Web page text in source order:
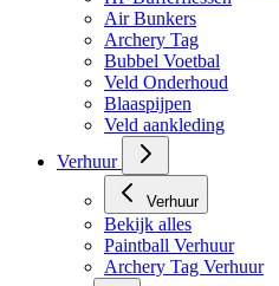
Compressor Toebehoren
HP Bufferflessen
Air Bunkers
Archery Tag
Bubbel Voetbal
Veld Onderhoud
Blaaspijpen
Veld aankleding
Verhuur
Bekijk alles
Paintball Verhuur